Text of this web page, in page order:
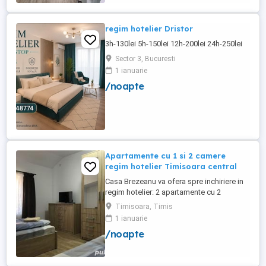
regim hotelier Dristor
3h-130lei 5h-150lei 12h-200lei 24h-250lei
Sector 3, Bucuresti
1 ianuarie
/noapte
Apartamente cu 1 si 2 camere
regim hotelier Timisoara central
Casa Brezeanu va ofera spre inchiriere in
regim hotelier: 2 apartamente cu 2
dormitoare, baie si bucatarie proprie. (4
locuri cazare in fiecare apartament) 1
apartament cu 1 dormitor, baie si
bucatarie proprie. (3 locuri cazare) Fiecare
Timisoara, Timis
1 ianuarie
/noapte